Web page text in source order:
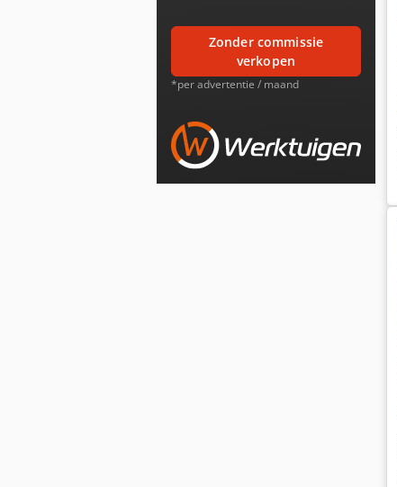
zonder commissie
verkopen
*per advertentie / maand